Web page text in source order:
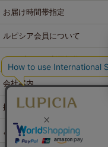
お届け時間帯指定
ルピシア会員について
ウェブサイト利用規約
会社案内
採用情報
よくある質問